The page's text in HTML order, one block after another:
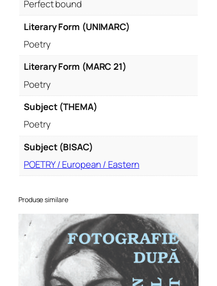
Perfect bound
Literary Form (UNIMARC)
Poetry
Literary Form (MARC 21)
Poetry
Subject (THEMA)
Poetry
Subject (BISAC)
POETRY / European / Eastern
Produse similare